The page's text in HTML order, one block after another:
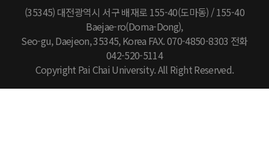
(35345) 대전광역시 서구 배재로 155-40(도마동) / 155-40
Baejae-ro(Doma-Dong),
Seo-gu, Daejeon, 35345, Korea FAX. 070-4850-8303 전화
042-520-5114
Copyright Pai Chai University. All Right Reserved.